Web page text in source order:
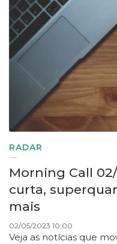
RADAR
Morning Call
curta,
mais
02/05/2023 10:00
Veja as notícias que